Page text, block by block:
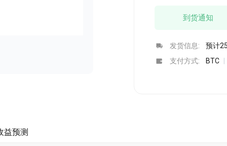
到货通知
发货信息:
预计
支付方式:
BTC
益预测